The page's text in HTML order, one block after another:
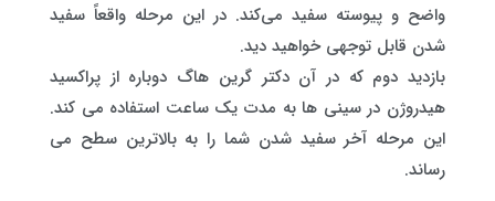
واضح و پیوسته سفید می‌کند. در این مرحله واقعاً سفید
شدن قابل توجهی خواهید دید.
بازدید دوم که در آن دکتر گرین هاگ دوباره از پراکسید
هیدروژن در سینی ها به مدت یک ساعت استفاده می کند.
این مرحله آخر سفید شدن شما را به بالاترین سطح می
رساند.